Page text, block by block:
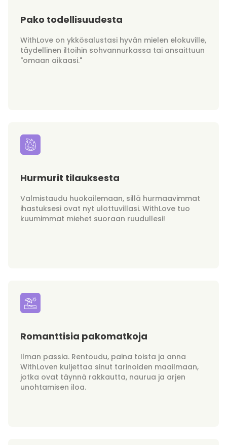
Pako todellisuudesta
WithLove on ykkösalustasi hyvän mielen elokuville,
täydellinen iltoihin sohvannurkassa tai ansaittuun
"omaan aikaasi."
Hurmurit tilauksesta
Valmistaudu huokailemaan, sillä hurmaavimmat
ihastuksesi ovat nyt ulottuvillasi. WithLove tuo
kuumimmat miehet suoraan ruudullesi!
Romanttisia pakomatkoja
Ilman passia. Rentoudu, paina toista ja anna
WithLoven kuljettaa sinut tarinoiden maailmaan,
jotka ovat täynnä rakkautta, naurua ja arjen
unohtamisen iloa.